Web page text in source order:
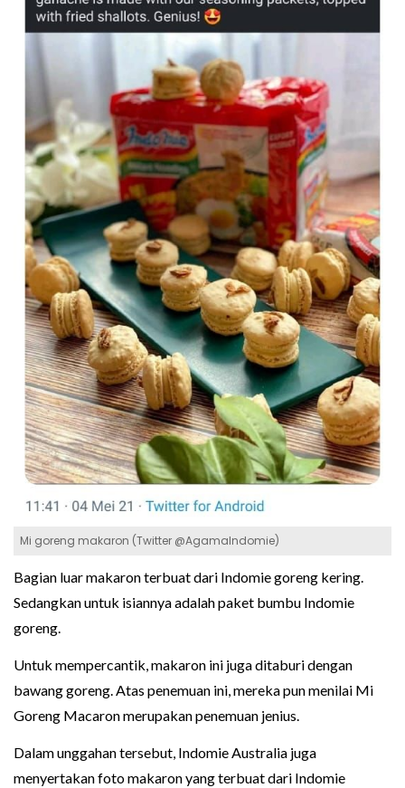
Mi goreng makaron (Twitter @AgamaIndomie)
Bagian luar makaron terbuat dari Indomie goreng kering.
Sedangkan untuk isiannya adalah paket bumbu Indomie
goreng.
Untuk mempercantik, makaron ini juga ditaburi dengan
bawang goreng. Atas penemuan ini, mereka pun menilai Mi
Goreng Macaron merupakan penemuan jenius.
Dalam unggahan tersebut, Indomie Australia juga
menyertakan foto makaron yang terbuat dari Indomie